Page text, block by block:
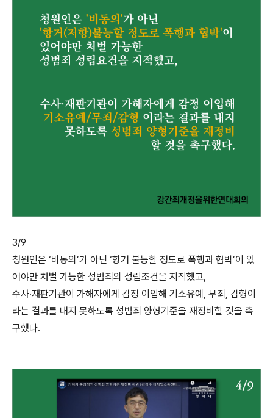
3/9
청원인은 ‘비동의’가 아닌 ‘항거 불능할 정도로 폭행과 협박’이 있
어야만 처벌 가능한 성범죄의 성립조건을 지적했고,
수사·재판기관이 가해자에게 감정 이입해 기소유예, 무죄, 감형이
라는 결과를 내지 못하도록 성범죄 양형기준을 재정비할 것을 촉
구했다.